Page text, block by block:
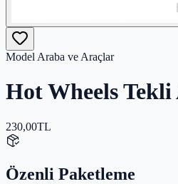
Model Araba ve Araçlar
Hot Wheels
230,00TL
Özenli Paketleme